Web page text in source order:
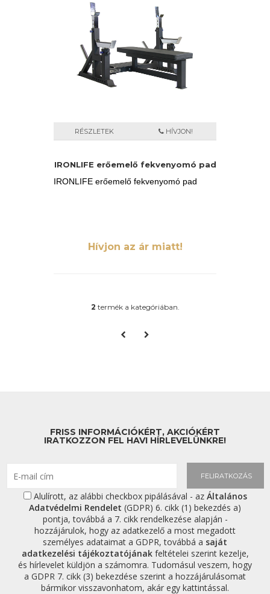
RÉSZLETEK HÍVJON!
IRONLIFE erőemelő fekvenyomó pad
IRONLIFE erőemelő fekvenyomó pad
Hívjon az ár miatt!
2 termék a kategóriában.
FRISS INFORMÁCIÓKÉRT, AKCIÓKÉRT
IRATKOZZON FEL HAVI HÍRLEVELÜNKRE!
FELIRATKOZÁS
Alulírott, az alábbi checkbox pipálásával - az Általános
Adatvédelmi Rendelet (GDPR) 6. cikk (1) bekezdés a)
pontja, továbbá a 7. cikk rendelkezése alapján -
hozzájárulok, hogy az adatkezelő a most megadott
személyes adataimat a GDPR, továbbá a saját
adatkezelési tájékoztatójánakfeltételei szerint kezelje,
és hírlevelet küldjön a számomra. Tudomásul veszem, hogy
a GDPR 7. cikk (3) bekezdése szerint a hozzájárulásomat
bármikor visszavonhatom, akár egy kattintással.